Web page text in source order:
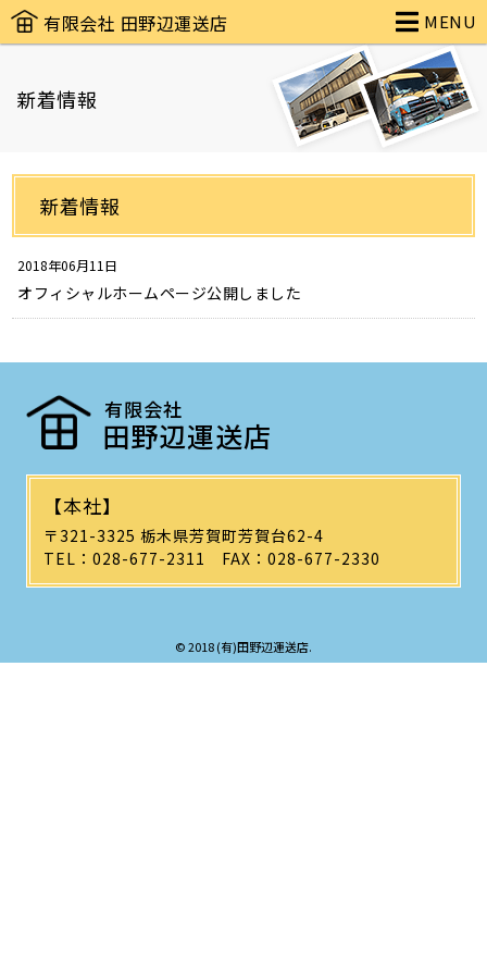
MENU
有限会社 田野辺運送店
(有)田野辺運送店オフィシャルサイト
新着情報
新着情報
2018年06月11日
オフィシャルホームページ公開しました
有限会社
田野辺運送店
【本社】
〒321-3325 栃木県芳賀町芳賀台62-4
TEL：028-677-2311 FAX：028-677-2330
© 2018 (有)田野辺運送店.